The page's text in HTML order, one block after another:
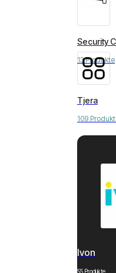
Security
13 Produkte
Tjera
109
Ivon
55 Produkte